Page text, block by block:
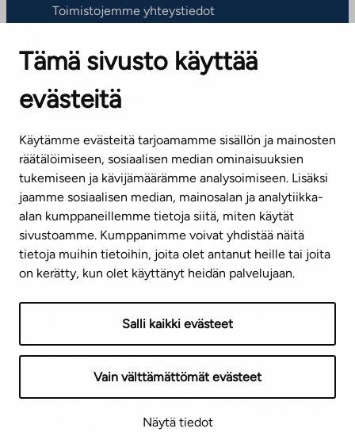
Tämä sivusto käyttää
evästeitä
Käytämme evästeitä tarjoamamme sisällön ja mainosten
räätälöimiseen, sosiaalisen median ominaisuuksien
tukemiseen ja kävijämäärämme analysoimiseen. Lisäksi
jaamme sosiaalisen median, mainosalan ja analytiikka-
alan kumppaneillemme tietoja siitä, miten käytät
sivustoamme. Kumppanimme voivat yhdistää näitä
tietoja muihin tietoihin, joita olet antanut heille tai joita
on kerätty, kun olet käyttänyt heidän palvelujaan.
Salli kaikki evästeet
Vain välttämättömät evästeet
Näytä tiedot
Toimistojemme yhteystiedot
ASIAKASPALVELUKESKUS
Puh. 045 7734 3777
(arkisin klo 8-16)
info@ta.fi
Tilaa uutiskirje
Mediapankki
TietosuojaselosteSaavutettavuusseloste